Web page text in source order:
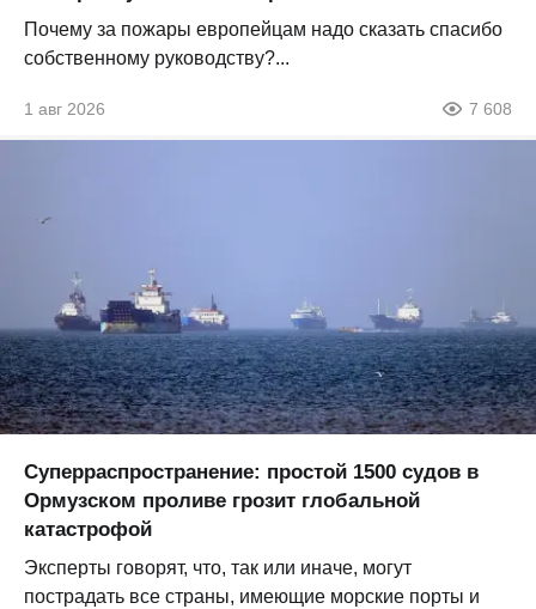
Почему за пожары европейцам надо сказать спасибо
собственному руководству?...
1 авг 2026 7 608
Суперраспространение: простой 1500 судов в
Ормузском проливе грозит глобальной
катастрофой
Эксперты говорят, что, так или иначе, могут
пострадать все страны, имеющие морские порты и